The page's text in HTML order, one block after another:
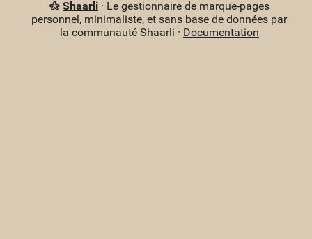
Shaarli· Le gestionnaire de marque-pages
personnel, minimaliste, et sans base de données par
la communauté Shaarli · Documentation